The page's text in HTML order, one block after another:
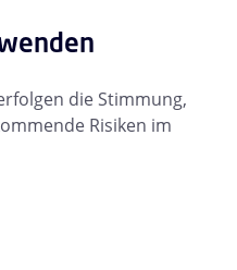
die Stimmung,
Risiken im